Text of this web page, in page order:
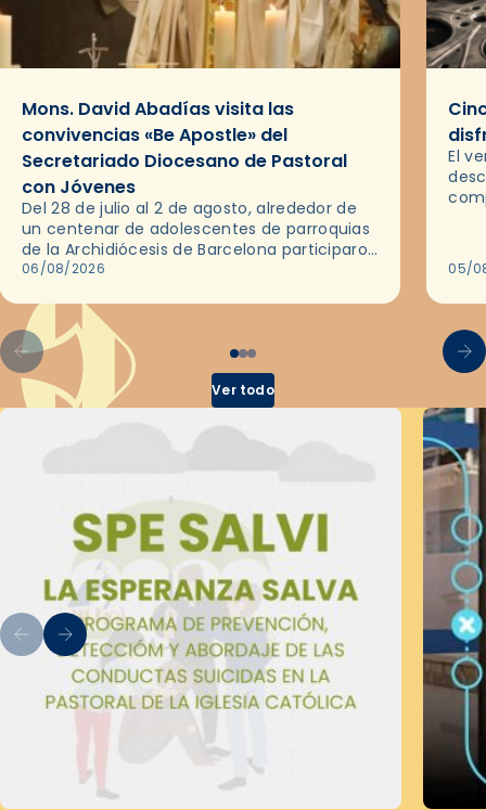
Mons. David Abadías visita las
convivencias «Be Apostle» del
Secretariado Diocesano de Pastoral
con Jóvenes
Del 28 de julio al 2 de agosto, alrededor de
un centenar de adolescentes de parroquias
de la Archidiócesis de Barcelona participaron
en las convivencias Be Apostle, organizadas
06/08/2026
El
05/
Ver todo